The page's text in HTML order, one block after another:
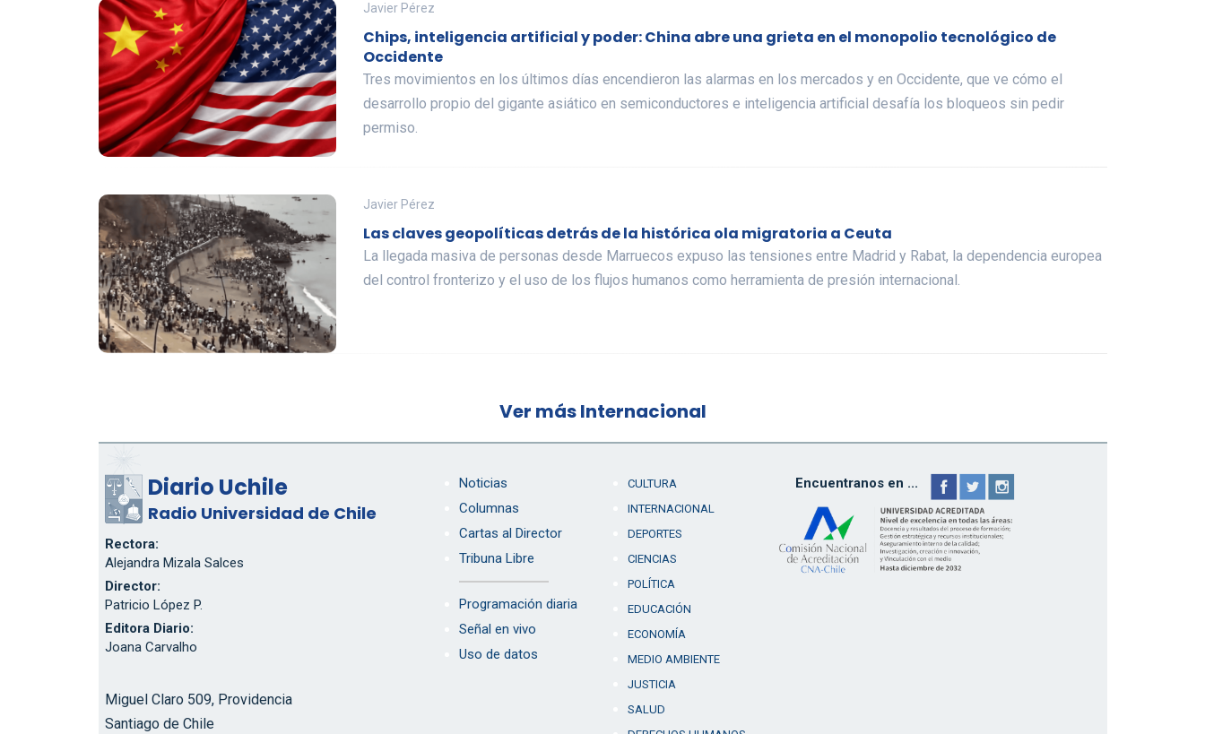
Javier Pérez
Chips, inteligencia artificial y poder: China abre una grieta en el monopolio tecnológico de
Occidente
Tres movimientos en los últimos días encendieron las alarmas en los mercados y en Occidente, que ve cómo el
desarrollo propio del gigante asiático en semiconductores e inteligencia artificial desafía los bloqueos sin pedir
permiso.
Javier Pérez
Las claves geopolíticas detrás de la histórica ola migratoria a Ceuta
La llegada masiva de personas desde Marruecos expuso las tensiones entre Madrid y Rabat, la dependencia europea
del control fronterizo y el uso de los flujos humanos como herramienta de presión internacional.
Ver más Internacional
Diario Uchile
Radio Universidad de Chile
Rectora:
Alejandra Mizala Salces
Director:
Patricio López P.
Editora Diario:
Joana Carvalho
Miguel Claro 509, Providencia
Santiago de Chile
Noticias
Columnas
Cartas al Director
Tribuna Libre
Programación diaria
Señal en vivo
Uso de datos
CULTURA
INTERNACIONAL
DEPORTES
CIENCIAS
POLÍTICA
EDUCACIÓN
ECONOMÍA
MEDIO AMBIENTE
JUSTICIA
SALUD
Encuentranos en ...